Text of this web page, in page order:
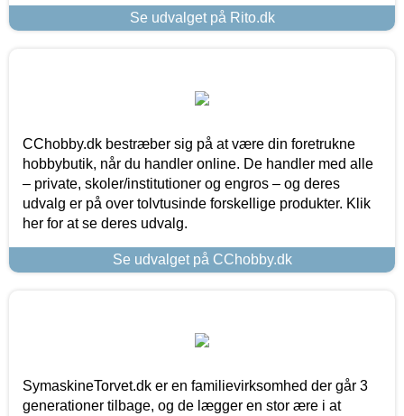
Se udvalget på Rito.dk
CChobby.dk bestræber sig på at være din foretrukne
hobbybutik, når du handler online. De handler med alle
– private, skoler/institutioner og engros – og deres
udvalg er på over tolvtusinde forskellige produkter. Klik
her for at se deres udvalg.
Se udvalget på CChobby.dk
SymaskineTorvet.dk er en familievirksomhed der går 3
generationer tilbage, og de lægger en stor ære i at